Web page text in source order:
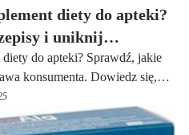
diety do apteki?
i uniknij
do apteki? Sprawdź, jakie
konsumenta. Dowiedz się,
oddać produkt.